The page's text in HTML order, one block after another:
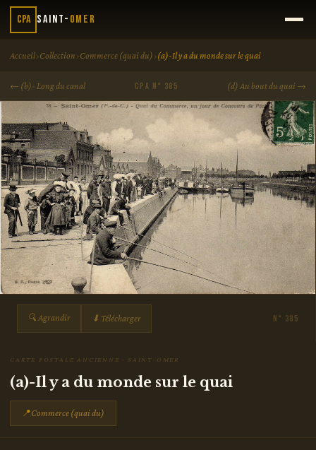
CPA Saint- Omer
Accueil›Collection ›Commerce (quai du) ›(a)-Il y a du monde sur le quai
← (b)- Long du canal CPA N° 385 (d) Au bout du quai →
🔍 Agrandir ⬇ Télécharger N° 385
CARTE POSTALE ANCIENNE · SAINT-OMER
(a)-Il y a du monde sur le quai
📍Commerce (quai du)